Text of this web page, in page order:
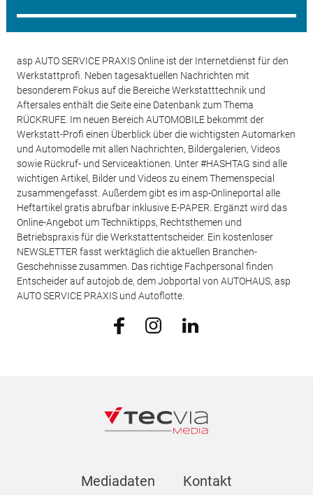
asp AUTO SERVICE PRAXIS Online ist der Internetdienst für den
Werkstattprofi. Neben tagesaktuellen Nachrichten mit
besonderem Fokus auf die Bereiche Werkstatttechnik und
Aftersales enthält die Seite eine Datenbank zum Thema
RÜCKRUFE. Im neuen Bereich AUTOMOBILE bekommt der
Werkstatt-Profi einen Überblick über die wichtigsten Automarken
und Automodelle mit allen Nachrichten, Bildergalerien, Videos
sowie Rückruf- und Serviceaktionen. Unter #HASHTAG sind alle
wichtigen Artikel, Bilder und Videos zu einem Themenspecial
zusammengefasst. Außerdem gibt es im asp-Onlineportal alle
Heftartikel gratis abrufbar inklusive E-PAPER. Ergänzt wird das
Online-Angebot um Techniktipps, Rechtsthemen und
Betriebspraxis für die Werkstattentscheider. Ein kostenloser
NEWSLETTER fasst werktäglich die aktuellen Branchen-
Geschehnisse zusammen. Das richtige Fachpersonal finden
Entscheider auf autojob.de, dem Jobportal von AUTOHAUS, asp
AUTO SERVICE PRAXIS und Autoflotte.
Mediadaten Kontakt